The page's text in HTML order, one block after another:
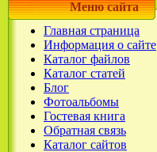
Меню сайта
Главная страница
Информация о сайте
Каталог файлов
Каталог статей
Блог
Фотоальбомы
Гостевая книга
Обратная связь
Каталог сайтов